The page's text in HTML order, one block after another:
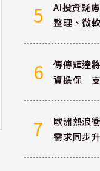
5
AI投資疑
整理、微
6
傳傳輝達
資擔保 支
7
歐洲熱浪
需求同步